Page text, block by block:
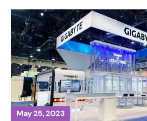
May 25, 2023